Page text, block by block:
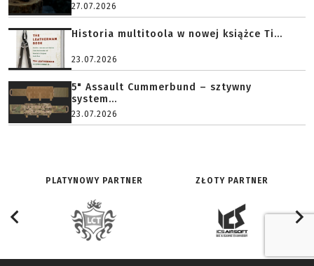
27.07.2026
Historia multitoola w nowej książce Ti...
23.07.2026
5" Assault Cummerbund – sztywny
system...
23.07.2026
PLATYNOWY PARTNER ZŁOTY PARTNER